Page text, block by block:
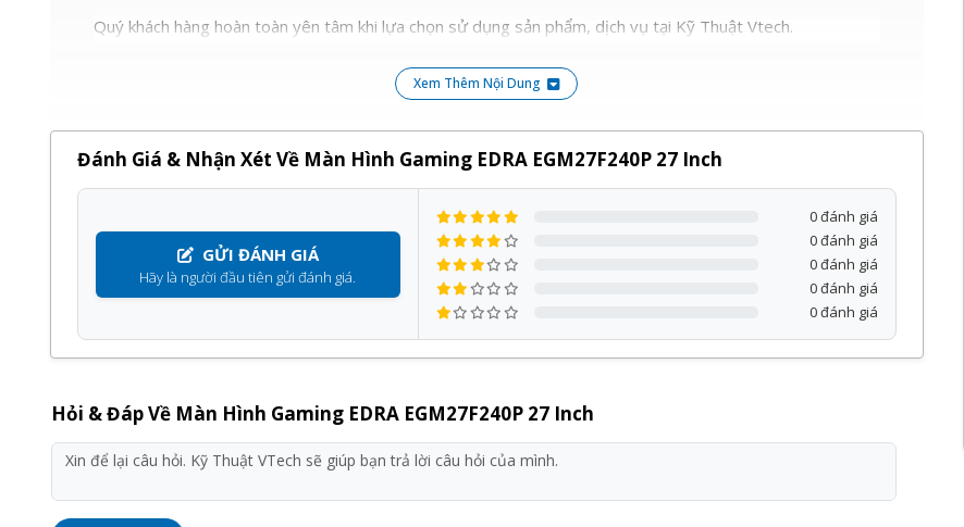
Quý khách hàng hoàn toàn yên tâm khi lựa chọn sử dụng sản phẩm, dịch vụ tại Kỹ Thuật Vtech.
Xem Thêm Nội Dung
Đánh Giá & Nhận Xét Về Màn Hình Gaming EDRA EGM27F240P 27 Inch
GỬI ĐÁNH GIÁ
Hãy là người đầu tiên gửi đánh giá.
0 đánh giá
0 đánh giá
0 đánh giá
0 đánh giá
0 đánh giá
Hỏi & Đáp Về Màn Hình Gaming EDRA EGM27F240P 27 Inch